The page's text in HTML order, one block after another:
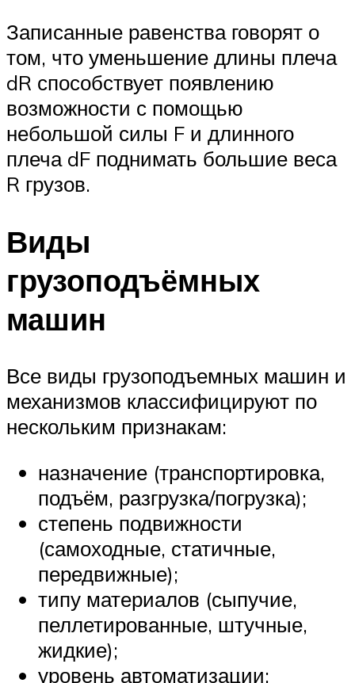
Записанные равенства говорят о
том, что уменьшение длины плеча
dR способствует появлению
возможности с помощью
небольшой силы F и длинного
плеча dF поднимать большие веса
R грузов.
Виды
грузоподъёмных
машин
Все виды грузоподъемных машин и
механизмов классифицируют по
нескольким признакам:
назначение (транспортировка,
подъём, разгрузка/погрузка);
степень подвижности
(самоходные, статичные,
передвижные);
типу материалов (сыпучие,
пеллетированные, штучные,
жидкие);
уровень автоматизации;